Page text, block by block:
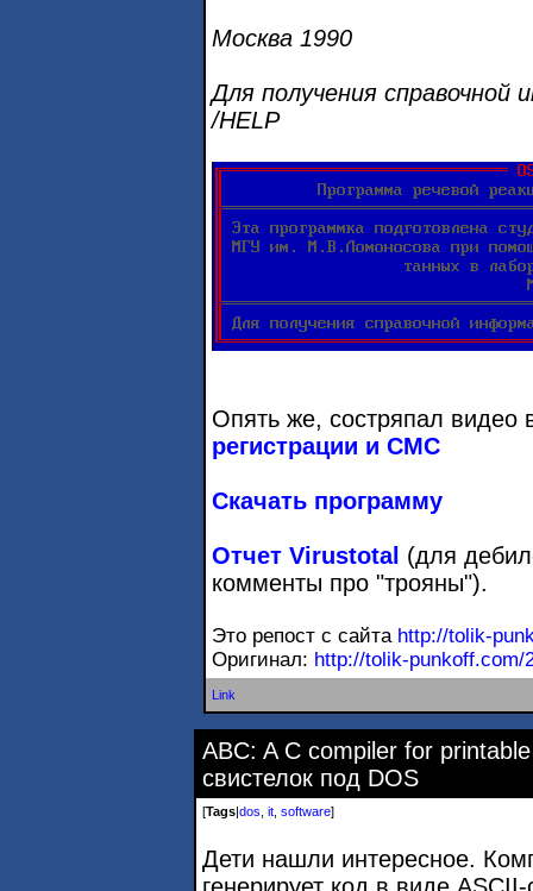
Москва 1990
Для получения
/HELP
Опять же, состряпал видео
регистрации и СМС
Скачать программу
Отчет Virustotal (для
комменты про "трояны").
Это репост с сайта http://tolik-
Оригинал: http://tolik-punkoff.com/
Link
ABC: A C compiler for
свистелок под DOS
[Tags dos it software]
Дети нашли интересное.